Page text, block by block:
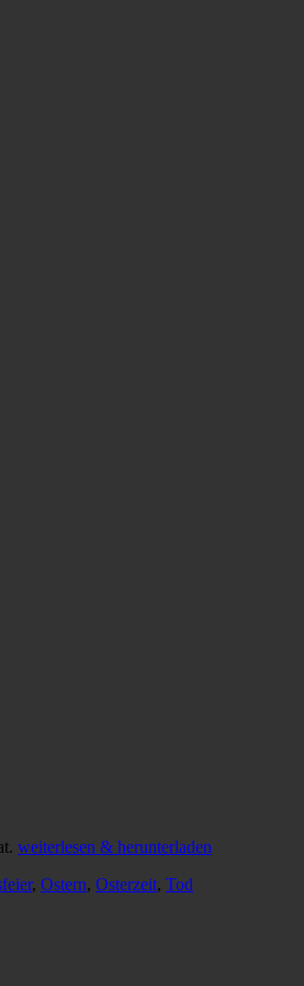
weiterlesen & herunterladen
, Ostern, Osterzeit, Tod